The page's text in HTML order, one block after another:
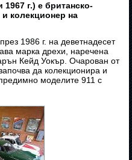
г.) е британско-
колекционер на
1986 г. на деветнадесет
марка дрехи, наречена
Кейд Уокър. Очарован от
да колекционира и
моделите 911 с